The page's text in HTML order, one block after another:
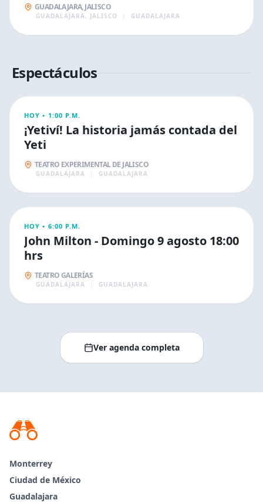
GUADALAJARA, JALISCO
GUADALAJARA, JALISCO GUADALAJARA
Espectáculos
ESPECTÁCULOS
HOY • 1:00 P.M.
¡Yetiví! La historia jamás contada del
Yeti
TEATRO EXPERIMENTAL DE JALISCO
GUADALAJARA GUADALAJARA
ESPECTÁCULOS
HOY • 6:00 P.M.
John Milton - Domingo 9 agosto 18:00
hrs
TEATRO GALERÍAS
GUADALAJARA GUADALAJARA
Ver agenda completa
Monterrey
Ciudad de México
Guadalajara